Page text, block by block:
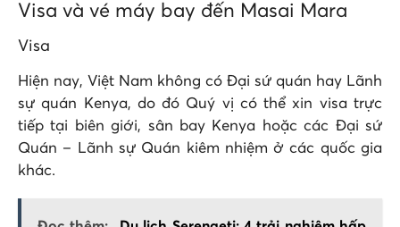
Visa và vé máy bay đến Masai Mara
Visa
Hiện nay, Việt Nam không có Đại sứ quán hay Lãnh
sự quán Kenya, do đó Quý vị có thể xin visa trực
tiếp tại biên giới, sân bay Kenya hoặc các Đại sứ
Quán – Lãnh sự Quán kiêm nhiệm ở các quốc gia
khác.